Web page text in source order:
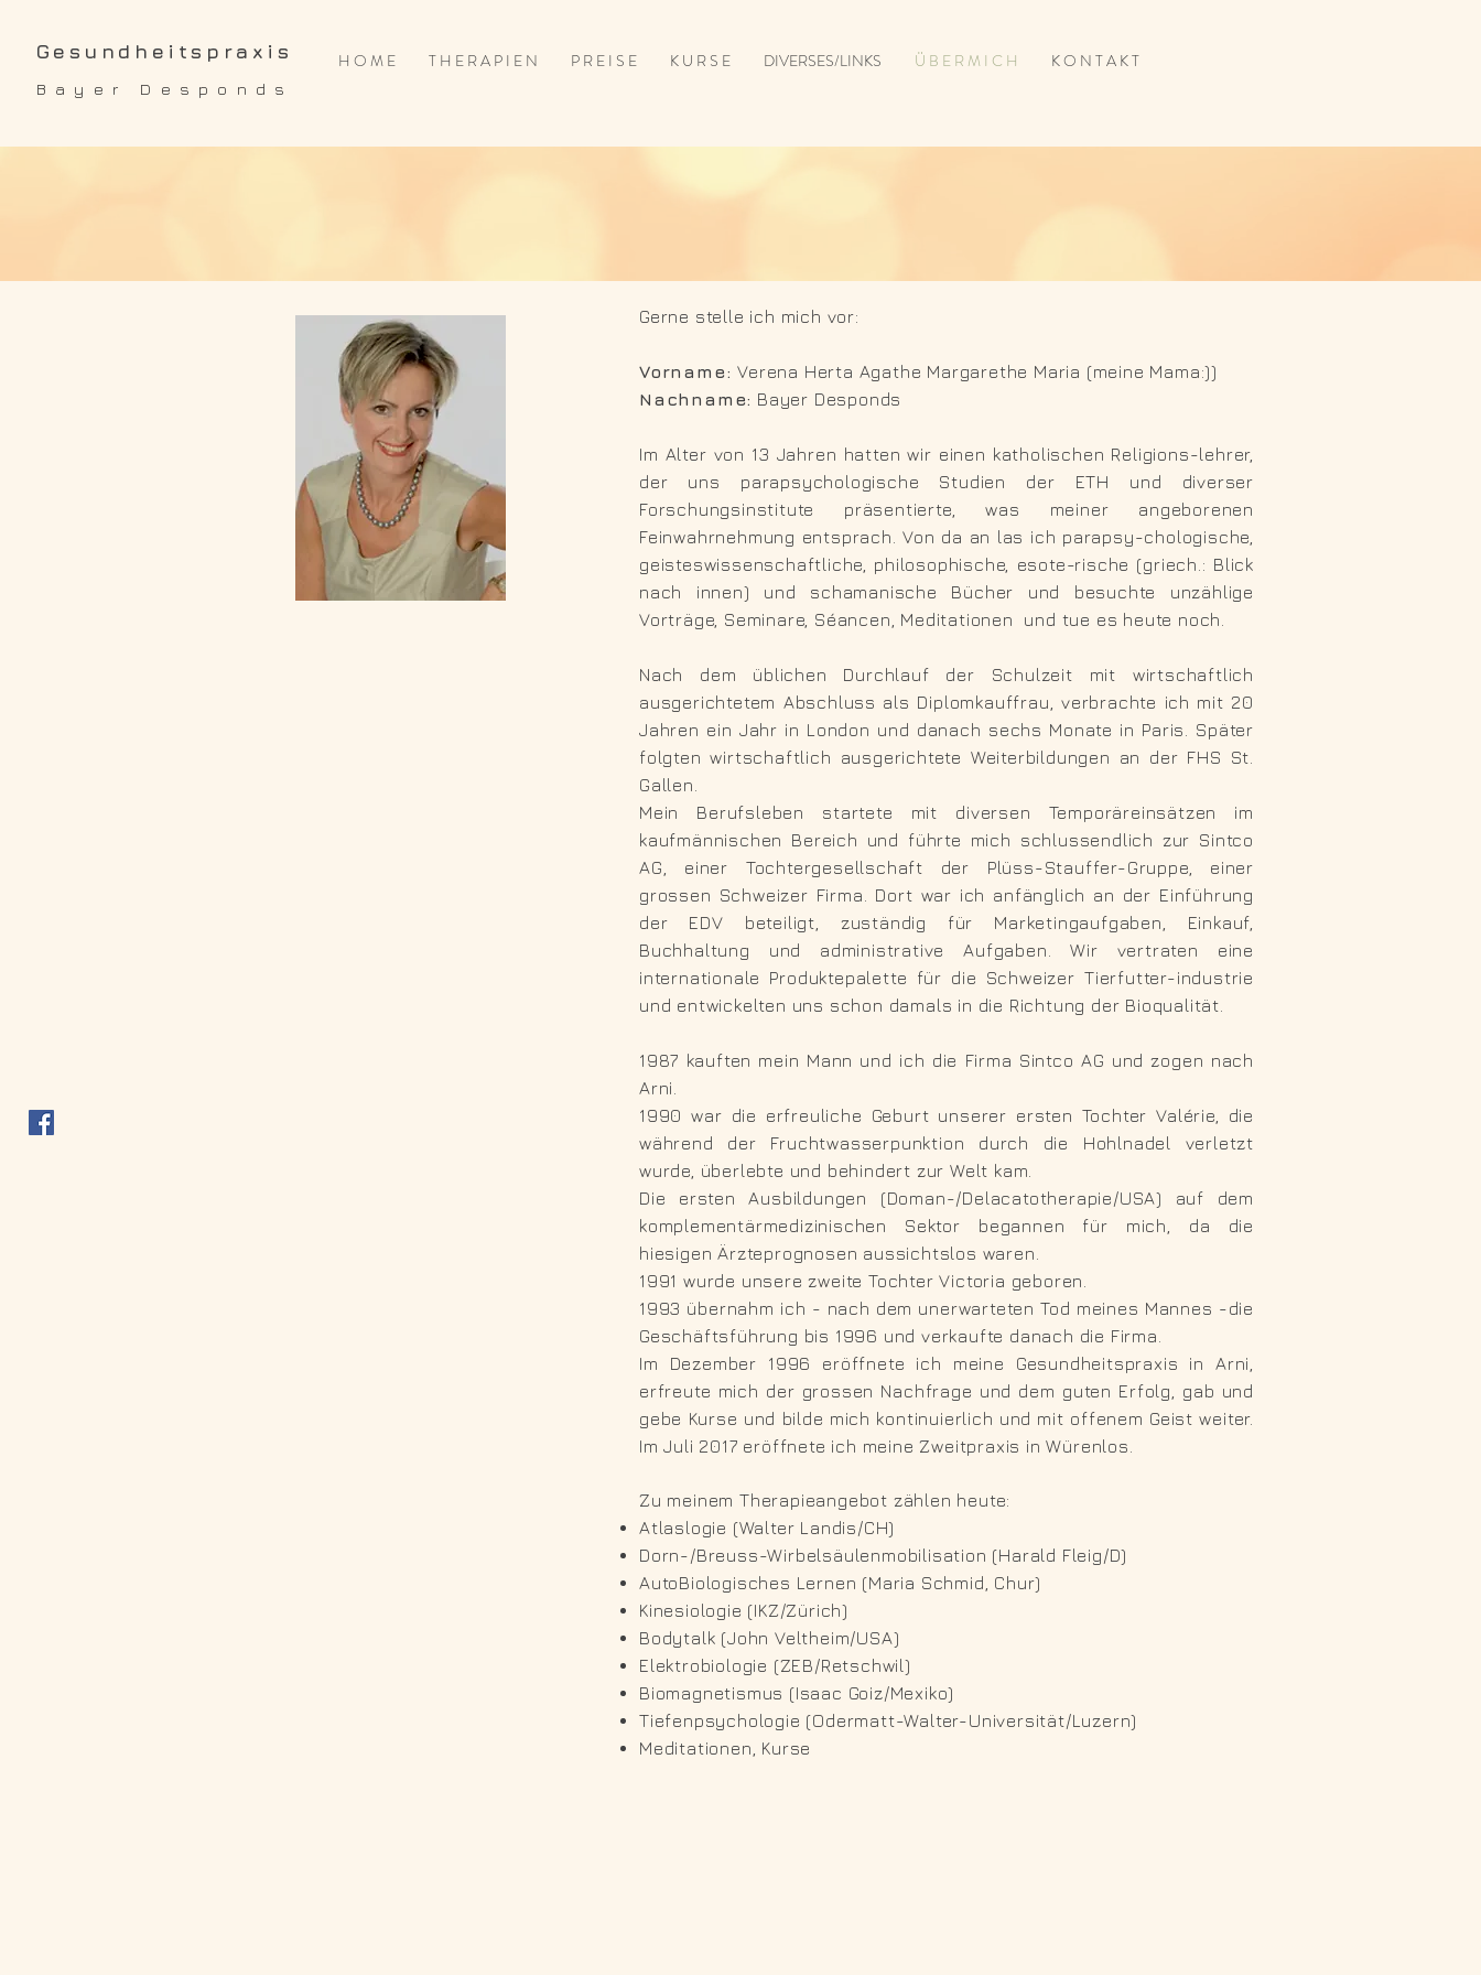
H O M E T H E R A P I E N P R E I S E K U R S E DIVERSES/LINKS Ü B E R M I C H K O N T A K T
Gesundheitspraxis
Bayer Desponds
Gerne stelle ich mich vor:
Vorname:Verena Herta Agathe Margarethe Maria (meine Mama:))
Nachname: Bayer Desponds
Im Alter von 13 Jahren hatten wir einen katholischen Religions-lehrer,
der uns parapsychologische Studien der ETH und diverser
Forschungsinstitute präsentierte, was meiner angeborenen
Feinwahrnehmung entsprach. Von da an las ich parapsy-chologische,
geisteswissenschaftliche, philosophische, esote-rische (griech.: Blick
nach innen) und schamanische Bücher und besuchte unzählige
Vorträge, Seminare, Séancen, Meditationen
und tue es heute noch.
Nach dem üblichen Durchlauf der Schulzeit mit wirtschaftlich
ausgerichtetem Abschluss als Diplomkauffrau, verbrachte ich mit 20
Jahren ein Jahr in London und danach sechs Monate in Paris. Später
folgten wirtschaftlich ausgerichtete Weiterbildungen an der FHS St.
Gallen.
Mein Berufsleben startete mit diversen Temporäreinsätzen im
kaufmännischen Bereich und führte mich schlussendlich zur Sintco
AG, einer Tochtergesellschaft der Plüss-Stauffer-Gruppe, einer
grossen Schweizer Firma. Dort war ich anfänglich an der Einführung
der EDV beteiligt, zuständig für Marketingaufgaben, Einkauf,
Buchhaltung und administrative Aufgaben. Wir vertraten eine
internationale Produktepalette für die Schweizer Tierfutter-industrie
und entwickelten uns schon damals in die Richtung der Bioqualität.
1987 kauften mein Mann und ich die Firma Sintco AG und zogen nach
Arni.
1990 war die erfreuliche Geburt unserer ersten Tochter Valérie, die
während der Fruchtwasserpunktion durch die Hohlnadel verletzt
wurde, überlebte und behindert zur Welt kam.
Die ersten Ausbildungen (Doman-/Delacatotherapie/USA) auf dem
komplementärmedizinischen Sektor begannen für mich, da die
hiesigen Ärzteprognosen aussichtslos waren.
1991 wurde unsere zweite Tochter Victoria geboren.
1993 übernahm ich - nach dem unerwarteten Tod meines Mannes -die
Geschäftsführung bis 1996 und verkaufte danach die Firma.
Im Dezember 1996 eröffnete ich meine Gesundheitspraxis in Arni,
erfreute mich der grossen Nachfrage und dem guten Erfolg, gab und
gebe Kurse und bilde mich kontinuierlich und mit offenem Geist weiter.
Im Juli 2017 eröffnete ich meine Zweitpraxis in Würenlos.
Zu meinem Therapieangebot zählen heute:
Atlaslogie (Walter Landis/CH)
Dorn-/Breuss-Wirbelsäulenmobilisation (Harald Fleig/D)
AutoBiologisches Lernen (Maria Schmid, Chur)
Kinesiologie (IKZ/Zürich)
Bodytalk (John Veltheim/USA)
Elektrobiologie (ZEB/Retschwil)
Biomagnetismus (Isaac Goiz/Mexiko)
Tiefenpsychologie (Odermatt-Walter-Universität/Luzern)
Meditationen, Kurse